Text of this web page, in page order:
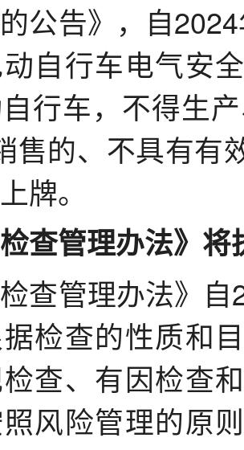
公告》，自
自行车电气安
行车，不得生
售的、不具有有
牌。
检查管理办法》将
检查管理办法》
检查的性质和
查、有因检查
风险管理的原